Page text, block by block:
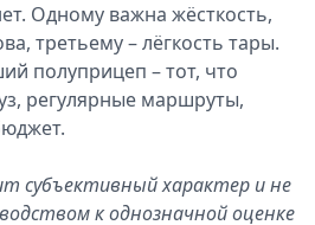
Одному важна жёсткость,
третьему – лёгкость тары.
полуприцеп – тот, что
регулярные маршруты,
субъективный характер и не
к однозначной оценке